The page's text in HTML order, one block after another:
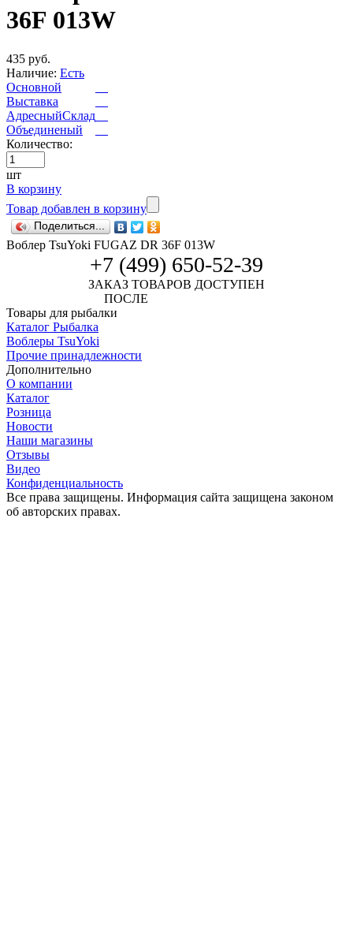
36F 013W
435 руб.
Наличие: Есть
Основной
Выставка
АдресныйСклад
Объединеный
Количество:
шт
В корзину
Товар добавлен в корзину
Поделиться...
Воблер TsuYoki FUGAZ DR 36F 013W
+7 (499) 650-52-39
ЗАКАЗ ТОВАРОВ ДОСТУПЕН
ПОСЛЕ
Товары для рыбалки
Каталог Рыбалка
Воблеры TsuYoki
Прочие принадлежности
Дополнительно
О компании
Каталог
Розница
Новости
Наши магазины
Отзывы
Видео
Конфиденциальность
Все права защищены. Информация сайта защищена законом
об авторских правах.